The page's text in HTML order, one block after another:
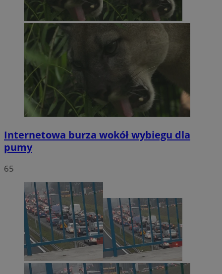
Internetowa burza wokół wybiegu dla
pumy
65